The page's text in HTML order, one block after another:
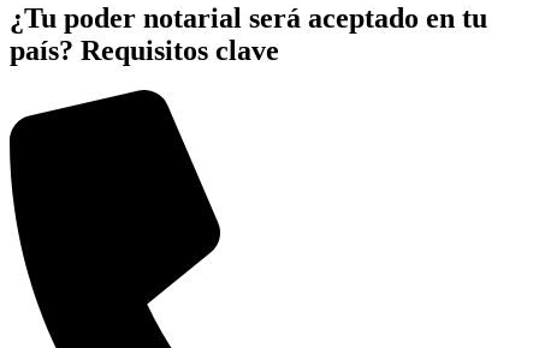
¿Tu poder notarial será aceptado en tu
país? Requisitos clave